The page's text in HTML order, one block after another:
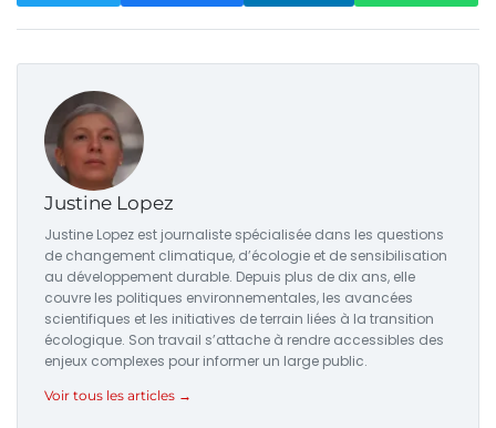
Justine Lopez
Justine Lopez est journaliste spécialisée dans les questions
de changement climatique, d’écologie et de sensibilisation
au développement durable. Depuis plus de dix ans, elle
couvre les politiques environnementales, les avancées
scientifiques et les initiatives de terrain liées à la transition
écologique. Son travail s’attache à rendre accessibles des
enjeux complexes pour informer un large public.
Voir tous les articles →